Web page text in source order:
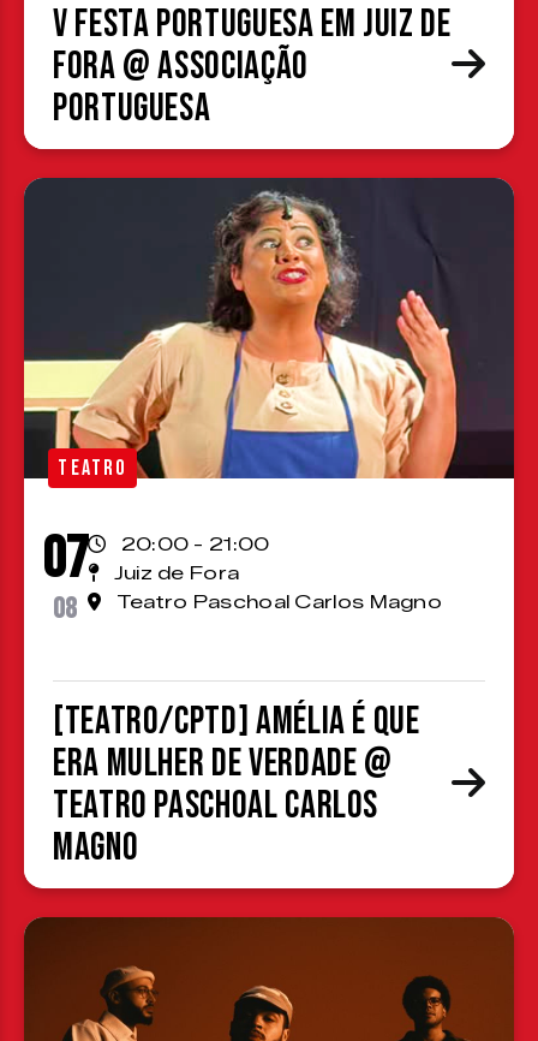
V Festa Portuguesa em Juiz de
Fora @ Associação
Portuguesa
TEATRO
07
08
20:00 - 21:00
Juiz de Fora
Teatro Paschoal Carlos Magno
[TEATRO/CPTD] Amélia é que
era mulher de verdade @
Teatro Paschoal Carlos
Magno